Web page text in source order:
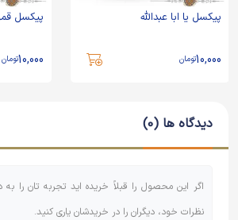
پیکسل یا ابا عبدالله
10,000تومان
پیکسل
10,000تومان
دیدگاه ها (0)
اگر این محصول را قبلاً خریده اید تجربه تان را به
نظرات خود، دیگران را در خریدشان یاری کنید.